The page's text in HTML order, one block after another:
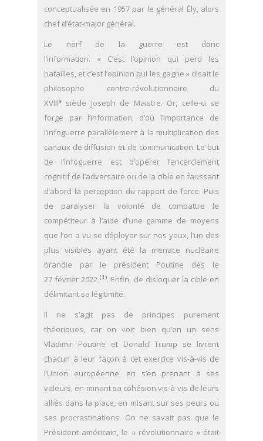
conceptualisée en 1957 par le général Ély, alors
chef d’état-major général.
Le nerf de la guerre est donc
l’information. « C’est l’opinion qui perd les
batailles, et c’est l’opinion qui les gagne » disait le
philosophe contre-révolutionnaire du
XVIIIe
siècle Joseph de Maistre. Or, celle-ci se
forge par l’information, d’où l’importance de
l’infoguerre parallèlement à la multiplication des
canaux de diffusion et de communication. Le but
de l’infoguerre est d’opérer l’encerclement
cognitif de l’adversaire ou de la cible en faussant
d’abord la perception du rapport de force. Puis
de paralyser la volonté de combattre le
compétiteur à l’aide d’une gamme de moyens
que l’on a vu se déployer sur nos yeux, l’un des
plus visibles ayant été la menace nucléaire
brandie par le président Poutine dès le
27 février 2022(1). Enfin, de disloquer la cible en
délimitant sa légitimité.
Il ne s’agit pas de principes purement
théoriques, car on voit bien qu’en un sens
Vladimir Poutine et Donald Trump se livrent
chacun à leur façon à cet exercice vis-à-vis de
l’Union européenne, en s’en prenant à ses
valeurs, en minant sa cohésion vis-à-vis de leurs
alliés dans la place, en misant sur ses peurs ou
ses procrastinations. On ne savait pas que le
Président américain, le « révolutionnaire » était